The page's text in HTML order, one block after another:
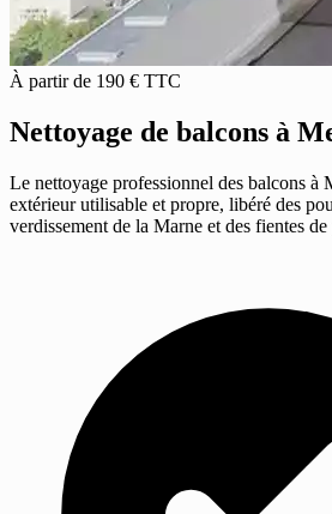
À partir de 190 € TTC
Nettoyage de balcons à
Le nettoyage professionnel des balcons à
extérieur utilisable et propre, libéré des
verdissement de la Marne et des fientes